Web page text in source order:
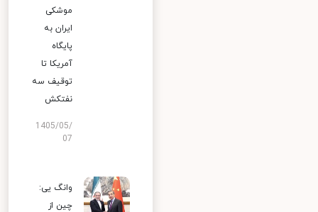
موشکی
ایران به
پایگاه
آمریکا تا
توقیف سه
نفتکش
1405/05/
07
وانگ یی:
چین از